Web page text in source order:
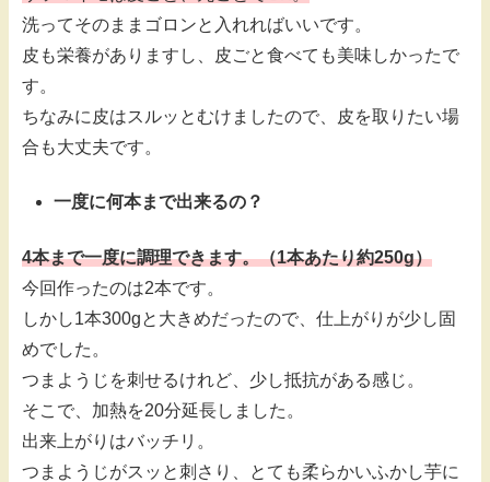
洗ってそのままゴロンと入れればいいです。
皮も栄養がありますし、皮ごと食べても美味しかったで
す。
ちなみに皮はスルッとむけましたので、皮を取りたい場
合も大丈夫です。
一度に何本まで出来るの？
4本まで一度に調理できます。（1本あたり約250g）
今回作ったのは2本です。
しかし1本300gと大きめだったので、仕上がりが少し固
めでした。
つまようじを刺せるけれど、少し抵抗がある感じ。
そこで、加熱を20分延長しました。
出来上がりはバッチリ。
つまようじがスッと刺さり、とても柔らかいふかし芋に